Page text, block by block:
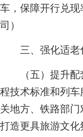
车，保障开行兑现
司）
三、强化适
（五）提升配套
程技术标准和列
关地方、铁路部
打造更具旅游文